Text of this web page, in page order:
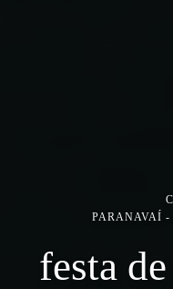
PARANAVAÍ -
festa